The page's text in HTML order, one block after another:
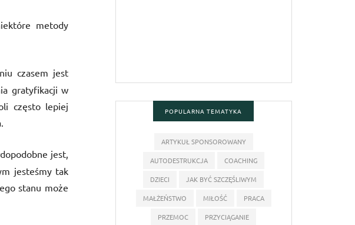
metody
czasem jest
gratyfikacji w
często lepiej
jest,
jesteśmy tak
stanu może
POPULARNA TEMATYKA
ARTYKUŁ SPONSOROWANY
AUTODESTRUKCJA
COACHING
DZIECI
JAK BYĆ SZCZĘŚLIWYM
MAŁŻEŃSTWO
MIŁOŚĆ
PRACA
PRZEMOC
PRZYCIĄGANIE